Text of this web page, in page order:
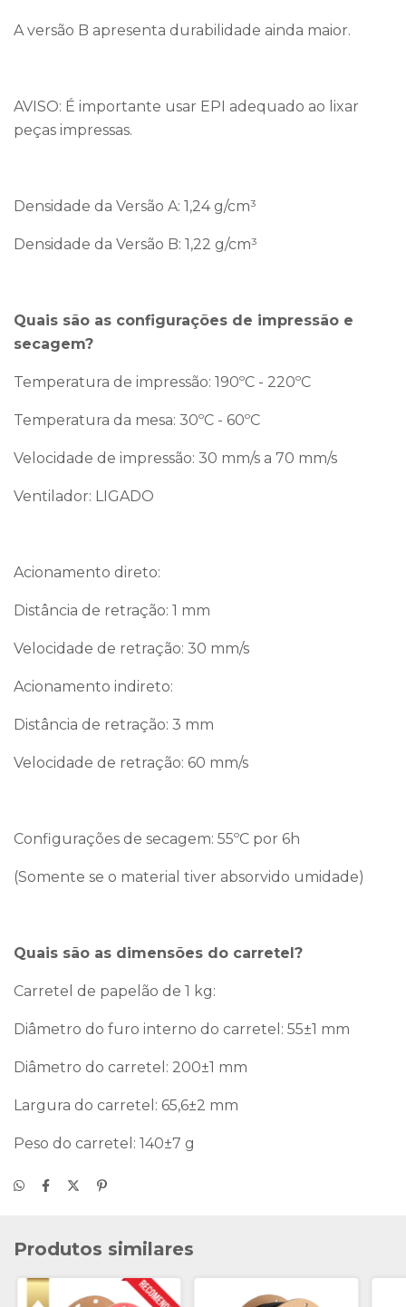
A versão B apresenta durabilidade ainda maior.
AVISO: É importante usar EPI adequado ao lixar
peças impressas.
Densidade da Versão A: 1,24 g/cm³
Densidade da Versão B: 1,22 g/cm³
Quais são as configurações de impressão e
secagem?
Temperatura de impressão: 190ºC - 220ºC
Temperatura da mesa: 30ºC - 60ºC
Velocidade de impressão: 30 mm/s a 70 mm/s
Ventilador: LIGADO
Acionamento direto:
Distância de retração: 1 mm
Velocidade de retração: 30 mm/s
Acionamento indireto:
Distância de retração: 3 mm
Velocidade de retração: 60 mm/s
Configurações de secagem: 55ºC por 6h
(Somente se o material tiver absorvido umidade)
Quais são as dimensões do carretel?
Carretel de papelão de 1 kg:
Diâmetro do furo interno do carretel: 55±1 mm
Diâmetro do carretel: 200±1 mm
Largura do carretel: 65,6±2 mm
Peso do carretel: 140±7 g
Produtos similares